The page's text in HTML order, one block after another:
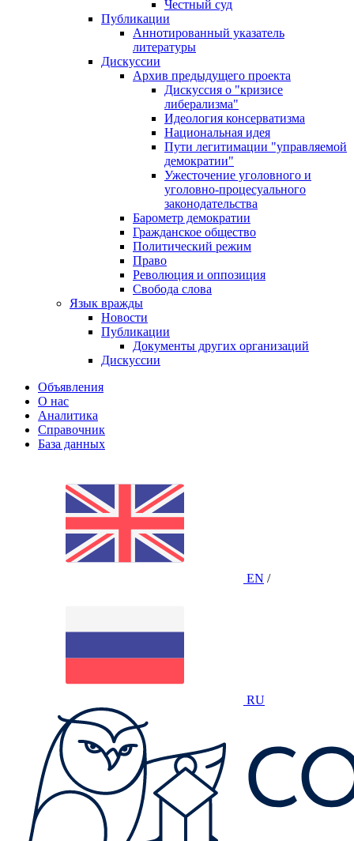
Честный суд
Публикации
Аннотированный указатель
литературы
Дискуссии
Архив предыдущего проекта
Дискуссия о "кризисе
либерализма"
Идеология консерватизма
Национальная идея
Пути легитимации "управляемой
демократии"
Ужесточение уголовного и
уголовно-процесуального
законодательства
Барометр демократии
Гражданское общество
Политический режим
Право
Революция и оппозиция
Свобода слова
Язык вражды
Новости
Публикации
Документы других организаций
Дискуссии
Объявления
О нас
Аналитика
Справочник
База данных
EN /
RU